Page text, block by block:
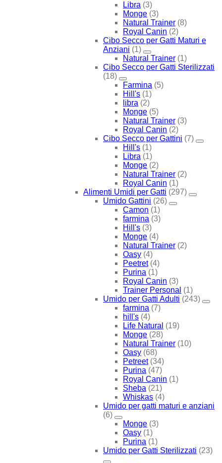
Libra (3)
Monge (3)
Natural Trainer (8)
Royal Canin (2)
Cibo Secco per Gatti Maturi e
Anziani (1)
Natural Trainer (1)
Cibo Secco per Gatti Sterilizzati
(18)
Farmina (5)
Hill's (1)
libra (2)
Monge (5)
Natural Trainer (3)
Royal Canin (2)
Cibo Secco per Gattini (7)
Hill's (1)
Libra (1)
Monge (2)
Natural Trainer (2)
Royal Canin (1)
Alimenti Umidi per Gatti (297)
Umido Gattini (26)
Camon (1)
farmina (3)
Hill's (3)
Monge (4)
Natural Trainer (2)
Oasy (4)
Peetret (4)
Purina (1)
Royal Canin (3)
Trainer Personal (1)
Umido per Gatti Adulti (243)
farmina (7)
hill's (4)
Life Natural (19)
Monge (28)
Natural Trainer (10)
Oasy (68)
Petreet (34)
Purina (47)
Royal Canin (1)
Sheba (21)
Whiskas (4)
Umido per gatti maturi e anziani
(6)
Monge (3)
Oasy (1)
Purina (1)
Umido per Gatti Sterilizzati (23)